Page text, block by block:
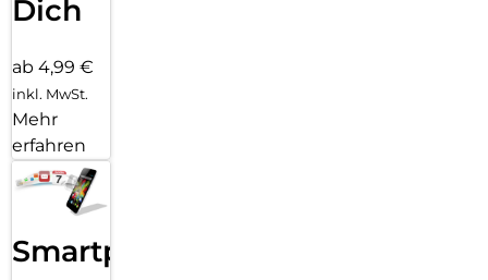
Dich
ab 4,99 €
inkl. MwSt.
Mehr
erfahren
Smartphone